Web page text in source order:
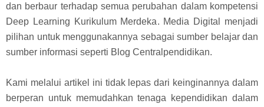
dan berbaur terhadap semua perubahan dalam kompetensi
Deep Learning Kurikulum Merdeka. Media Digital menjadi
pilihan untuk menggunakannya sebagai sumber belajar dan
sumber informasi seperti Blog Centralpendidikan.
Kami melalui artikel ini tidak lepas dari keinginannya dalam
berperan untuk memudahkan tenaga kependidikan dalam